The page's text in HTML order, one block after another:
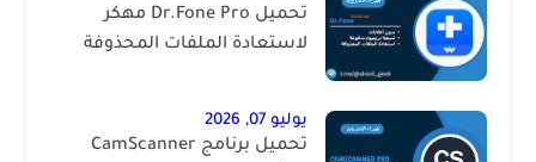
تحميل Dr.Fone Pro مهكر
لاستعادة الملفات المحذوفة
يوليو 07, 2026
تحميل برنامج CamScanner